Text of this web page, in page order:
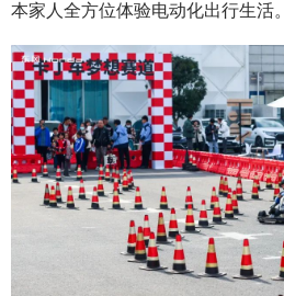
本家人全方位体验电动化出行生活。